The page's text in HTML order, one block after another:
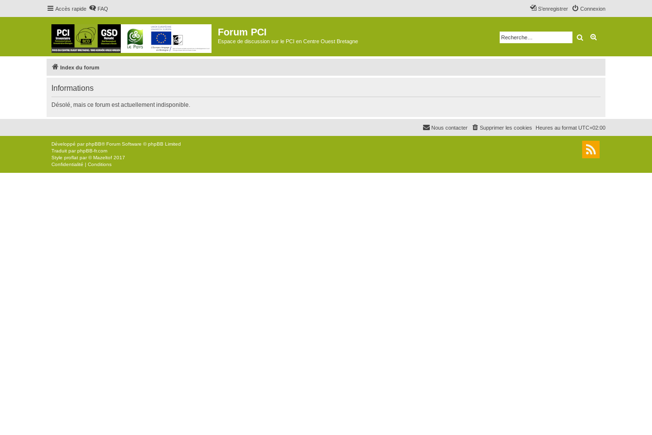
Accès rapide FAQ Connexion
S’enregistrer
Forum PCI
Espace de discussion sur le PCI en Centre Ouest Bretagne Rechercher
Index du forum
Informations
Désolé, mais ce forum est actuellement indisponible.
Heures au format UTC+02:00
Supprimer les cookies
Nous contacter
Développé parphpBB® Forum Software © phpBB Limited
Traduit parphpBB-fr.com
Style proflat par ©Mazeltof 2017
Confidentialité | Conditions